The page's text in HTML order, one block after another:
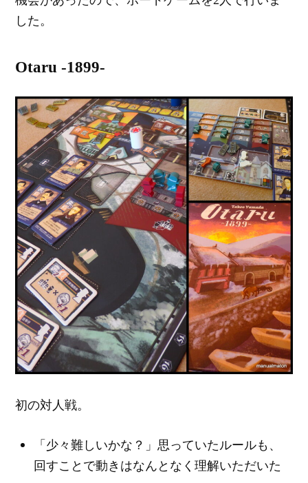
した。
Otaru -1899-
初の対人戦。
「少々難しいかな？」思っていたルールも、
回すことで動きはなんとなく理解いただいた